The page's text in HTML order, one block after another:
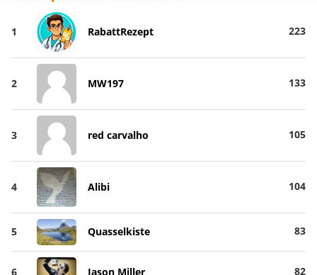
1 RabattRezept 223
2 MW197 133
3 red carvalho 105
4 Alibi 104
5 Quasselkiste 83
6 Jason Miller 82